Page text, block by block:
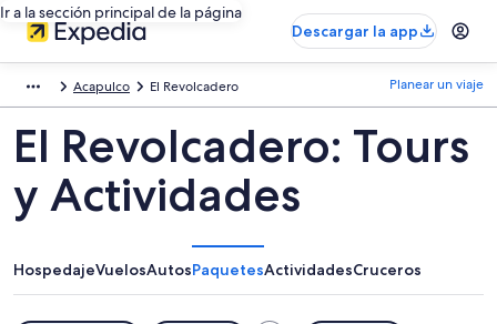
Ir a la sección principal de la página
Descargar la app
Acapulco El Revolcadero Planear un viaje
El Revolcadero: Tours
y Actividades
HospedajeVuelosAutosPaquetesActividadesCruceros